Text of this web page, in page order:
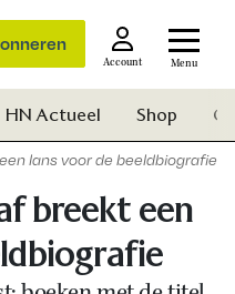
Account Menu
HN Actueel Shop
lans voor de beeldbiografie
breekt een